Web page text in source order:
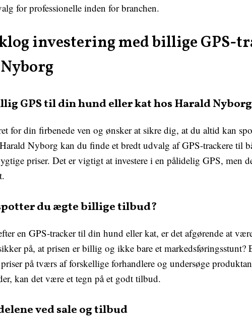
for professionelle inden for branchen.
investering med billige
GPS til din hund eller kat hos Harald Nyborg
for din firbenede ven og ønsker at sikre dig, at du altid kan
Nyborg kan du finde et bredt udvalg af GPS-trackere til
priser. Det er vigtigt at investere i en pålidelig GPS, men
du ægte billige tilbud?
en GPS-tracker til din hund eller kat, er det afgørende at
på, at prisen er billig og ikke bare et markedsføringsstunt?
på tværs af forskellige forhandlere og undersøge
kan det være et tegn på et godt tilbud.
ved sale og tilbud